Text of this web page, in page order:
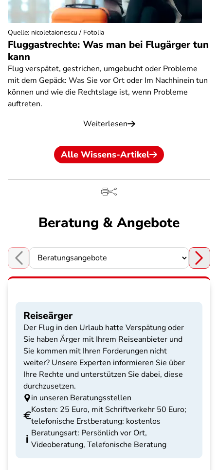
Fluggastrechte: Was man bei Flugärger tun
kann
Flug verspätet, gestrichen, umgebucht oder Probleme
mit dem Gepäck: Was Sie vor Ort oder Im Nachhinein tun
können und wie die Rechtslage ist, wenn Probleme
auftreten.
Weiterlesen
Quelle: nicoletaionescu / Fotolia
Alle Wissens-Artikel
Beratung & Angebote
Choose a section
Reiseärger
Der Flug in den Urlaub hatte Verspätung oder
Sie haben Ärger mit Ihrem Reiseanbieter und
Sie kommen mit Ihren Forderungen nicht
weiter? Unsere Experten informieren Sie über
Ihre Rechte und unterstützen Sie dabei, diese
durchzusetzen.
in unseren Beratungsstellen
Kosten: 25 Euro, mit Schriftverkehr 50 Euro;
telefonische Erstberatung: kostenlos
Beratungsart: Persönlich vor Ort,
Videoberatung, Telefonische Beratung